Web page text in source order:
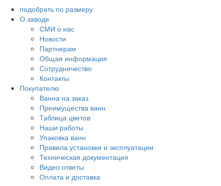
подобрать по размеру
О заводе
СМИ о нас
Новости
Партнерам
Общая информация
Сотрудничество
Контакты
Покупателю
Ванна на заказ
Преимущества ванн
Таблица цветов
Наши работы
Упаковка ванн
Правила установки и эксплуатации
Техническая документация
Видео ответы
Оплата и доставка